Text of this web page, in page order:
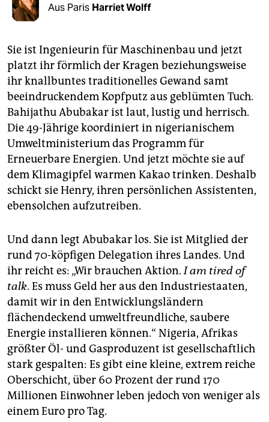
shop
unterstützen
abo
genossenschaft
epaper login
Aus Paris Harriet Wolff
Sie ist Ingenieurin für Maschinenbau und jetzt
platzt ihr förmlich der Kragen beziehungsweise
ihr knallbuntes traditionelles Gewand samt
beeindruckendem Kopfputz aus geblümten Tuch.
Bahijathu Abubakar ist laut, lustig und herrisch.
Die 49-Jährige koordiniert in nigerianischem
Umweltministerium das Programm für
Erneuerbare Energien. Und jetzt möchte sie auf
dem Klimagipfel warmen Kakao trinken. Deshalb
schickt sie Henry, ihren persönlichen Assistenten,
ebensolchen aufzutreiben.
Und dann legt Abubakar los. Sie ist Mitglied der
rund 70-köpfigen Delegation ihres Landes. Und
ihr reicht es: „Wir brauchen Aktion.I am tired of
talk. Es muss Geld her aus den Industriestaaten,
damit wir in den Entwicklungsländern
flächendeckend umweltfreundliche, saubere
Energie installieren können.“ Nigeria, Afrikas
größter Öl- und Gasproduzent ist gesellschaftlich
stark gespalten: Es gibt eine kleine, extrem reiche
Oberschicht, über 60 Prozent der rund 170
Millionen Einwohner leben jedoch von weniger als
einem Euro pro Tag.